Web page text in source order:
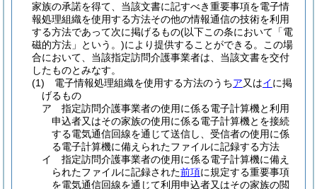
家族の承諾を得て、当該文書に記すべき重要事項を電子情
報処理組織を使用する方法その他の情報通信の技術を利用
する方法であって次に掲げるもの(以下この条において「電
磁的方法」という。)により提供することができる。
この場
合において、当該指定訪問介護事業者は、当該文書を交付
したものとみなす。
(1)
電子情報処理組織を使用する方法のうちア又はイに掲
げるもの
ア
指定訪問介護事業者の使用に係る電子計算機と利用
申込者又はその家族の使用に係る電子計算機とを接続
する電気通信回線を通じて送信し、受信者の使用に係
る電子計算機に備えられたファイルに記録する方法
イ
指定訪問介護事業者の使用に係る電子計算機に備え
られたファイルに記録された前項に規定する重要事項
を電気通信回線を通じて利用申込者又はその家族の閲